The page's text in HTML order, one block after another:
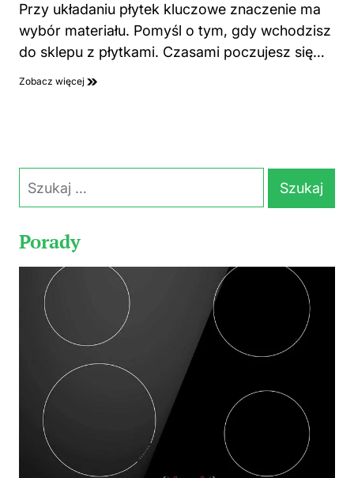
Przy układaniu płytek kluczowe znaczenie ma
wybór materiału. Pomyśl o tym, gdy wchodzisz
do sklepu z płytkami. Czasami poczujesz się…
Zobacz więcej
Szukaj:
Porady